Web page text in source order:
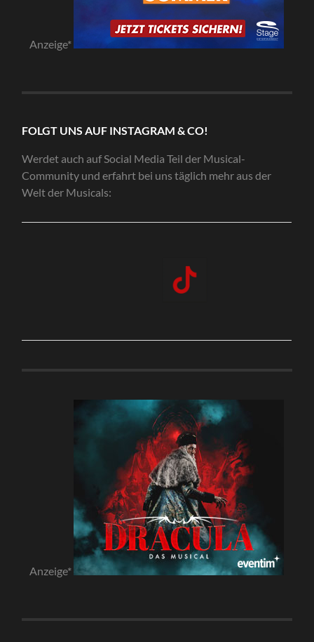
Anzeige*
FOLGT UNS AUF INSTAGRAM & CO!
Werdet auch auf Social Media Teil der Musical-
Community und erfahrt bei uns täglich mehr aus der
Welt der Musicals:
Anzeige*